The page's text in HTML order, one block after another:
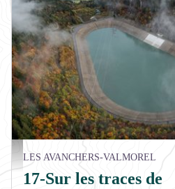
Retenue d'eau de la Coche - aptv_redac
LES AVANCHERS-VALMOREL
17-Sur les traces de